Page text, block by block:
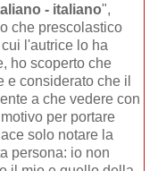
- italiano",
che prescolastico
l'autrice lo ha
ho scoperto che
e considerato che il
a che vedere con
per portare
solo notare la
persona: io non